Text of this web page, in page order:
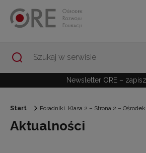
Newsletter ORE –
Start Poradniki. Klasa 2 – Strona 2 –
Aktualności